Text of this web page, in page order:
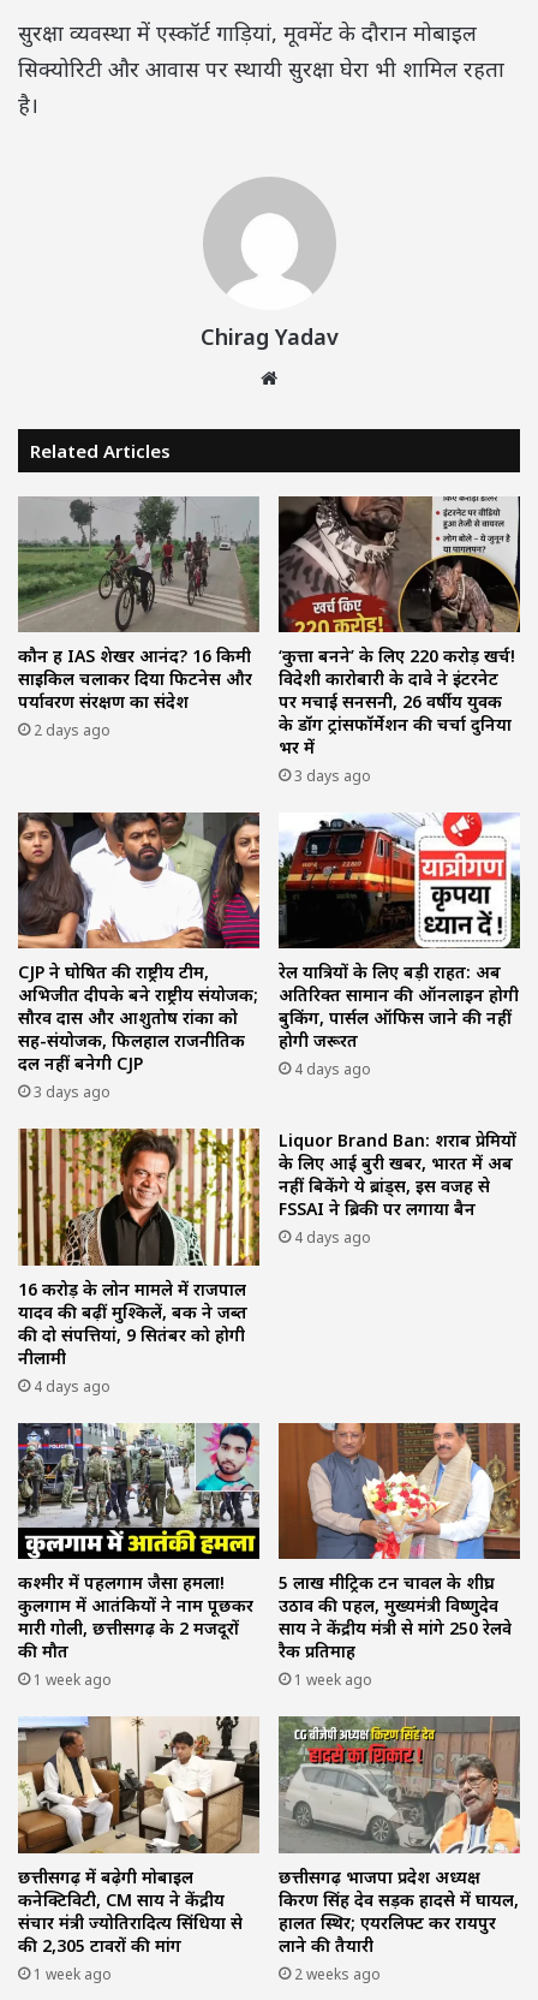
सुरक्षा व्यवस्था में एस्कॉर्ट गाड़ियां, मूवमेंट के दौरान मोबाइल
सिक्योरिटी और आवास पर स्थायी सुरक्षा घेरा भी शामिल रहता
है।
Chirag Yadav
Related Articles
कौन हैं IAS शेखर आनंद? 16 किमी
साइकिल चलाकर दिया फिटनेस और
पर्यावरण संरक्षण का संदेश
2 days ago
‘कुत्ता बनने’ के लिए 220 करोड़ खर्च!
विदेशी कारोबारी के दावे ने इंटरनेट
पर मचाई सनसनी, 26 वर्षीय युवक
के डॉग ट्रांसफॉर्मेशन की चर्चा दुनिया
भर में
3 days ago
CJP ने घोषित की राष्ट्रीय टीम,
अभिजीत दीपके बने राष्ट्रीय संयोजक;
सौरव दास और आशुतोष रांका को
सह-संयोजक, फिलहाल राजनीतिक
दल नहीं बनेगी CJP
3 days ago
रेल यात्रियों के लिए बड़ी राहत: अब
अतिरिक्त सामान की ऑनलाइन होगी
बुकिंग, पार्सल ऑफिस जाने की नहीं
होगी जरूरत
4 days ago
16 करोड़ के लोन मामले में राजपाल
यादव की बढ़ीं मुश्किलें, बैंक ने जब्त
की दो संपत्तियां, 9 सितंबर को होगी
नीलामी
4 days ago
Liquor Brand Ban: शराब प्रेमियों
के लिए आई बुरी खबर, भारत में अब
नहीं बिकेंगे ये ब्रांड्स, इस वजह से
FSSAI ने ब्रिकी पर लगाया बैन
4 days ago
कश्‍मीर में पहलगाम जैसा हमला!
कुलगाम में आतंकियों ने नाम पूछकर
मारी गोली, छत्तीसगढ़ के 2 मजदूरों
की मौत
1 week ago
5 लाख मीट्रिक टन चावल के शीघ्र
उठाव की पहल, मुख्यमंत्री विष्णुदेव
साय ने केंद्रीय मंत्री से मांगे 250 रेलवे
रैक प्रतिमाह
1 week ago
छत्तीसगढ़ में बढ़ेगी मोबाइल
कनेक्टिविटी, CM साय ने केंद्रीय
संचार मंत्री ज्योतिरादित्य सिंधिया से
की 2,305 टावरों की मांग
1 week ago
छत्तीसगढ़ भाजपा प्रदेश अध्यक्ष
किरण सिंह देव सड़क हादसे में घायल,
हालत स्थिर; एयरलिफ्ट कर रायपुर
लाने की तैयारी
2 weeks ago